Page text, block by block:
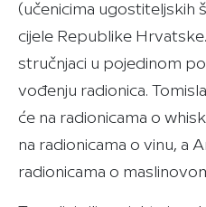
(učenicima ugostiteljskih
cijele Republike
stručnjaci u pojedinom
vođenju radionica.
će na radionicama o
na radionicama o vinu, a
radionicama o